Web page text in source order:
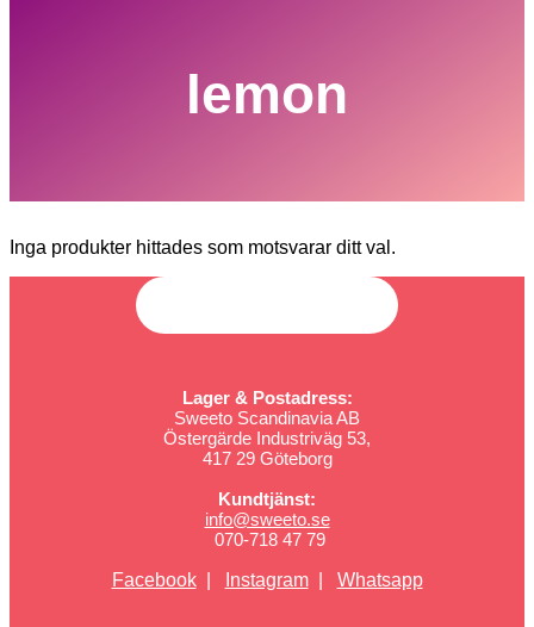
lemon
Inga produkter hittades som motsvarar ditt val.
Lager & Postadress:
Sweeto Scandinavia AB
Östergärde Industriväg 53,
417 29 Göteborg
Kundtjänst:
info@sweeto.se
070-718 47 79
Facebook| Instagram| Whatsapp